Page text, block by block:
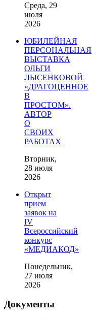
Среда, 29
июля
2026
ЮБИЛЕЙНАЯ
ПЕРСОНАЛЬНАЯ
ВЫСТАВКА
ОЛЬГИ
ЛЫСЕНКОВОЙ
«ДРАГОЦЕННОЕ
В
ПРОСТОМ».
АВТОР
О
СВОИХ
РАБОТАХ
Вторник,
28 июля
2026
Открыт
прием
заявок на
IV
Всероссийский
конкурс
«МЕДИАКОД»
Понедельник,
27 июля
2026
Документы